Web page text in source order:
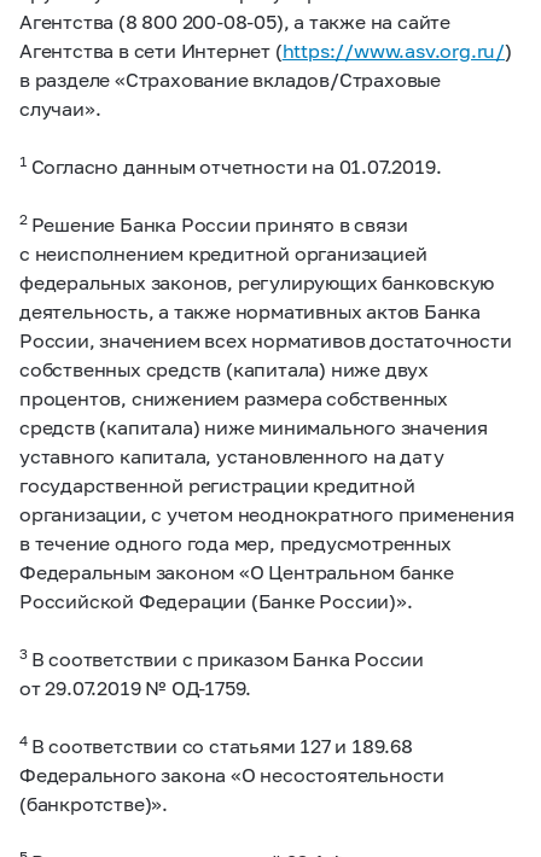
Агентства (8 800 200-08-05), а также на сайте
Агентства в сети Интернет (https://www.asv.org.ru/)
в разделе «Страхование вкладов/Страховые
случаи».
1 Согласно данным отчетности на 01.07.2019.
2 Решение Банка России принято в связи
с неисполнением кредитной организацией
федеральных законов, регулирующих банковскую
деятельность, а также нормативных актов Банка
России, значением всех нормативов достаточности
собственных средств (капитала) ниже двух
процентов, снижением размера собственных
средств (капитала) ниже минимального значения
уставного капитала, установленного на дату
государственной регистрации кредитной
организации, с учетом неоднократного применения
в течение одного года мер, предусмотренных
Федеральным законом «O Центральном банке
Российской Федерации (Банке России)».
3 В соответствии с приказом Банка России
от 29.07.2019 № ОД-1759.
4 В соответствии со статьями 127 и 189.68
Федерального закона «О несостоятельности
(банкротстве)».